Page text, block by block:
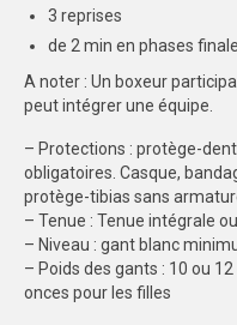
LOGOTHÈQUE
PALMARÈS
PARTENAIRES
3 reprises
de 2 min en phases
A noter : Un boxeur
peut intégrer une équipe.
– Protections : protège-
obligatoires. Casque,
protège-tibias sans
– Tenue : Tenue intégrale
– Niveau : gant blanc
– Poids des gants : 10 ou
onces pour les filles